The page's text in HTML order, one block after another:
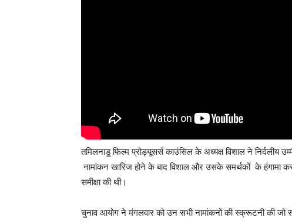
तमिलनाडु फिल्म प्रोड्यूसर्स काउंसिल के अध्यक्ष विशाल ने निर्दलीय
नामांकन खारिज होने के बाद विशाल और उसके समर्थकों के हंगामा
समीक्षा की थी।
चुनाव आयोग ने मंगलवार को उन सभी नामांकनों की स्क्रूटनी की जो